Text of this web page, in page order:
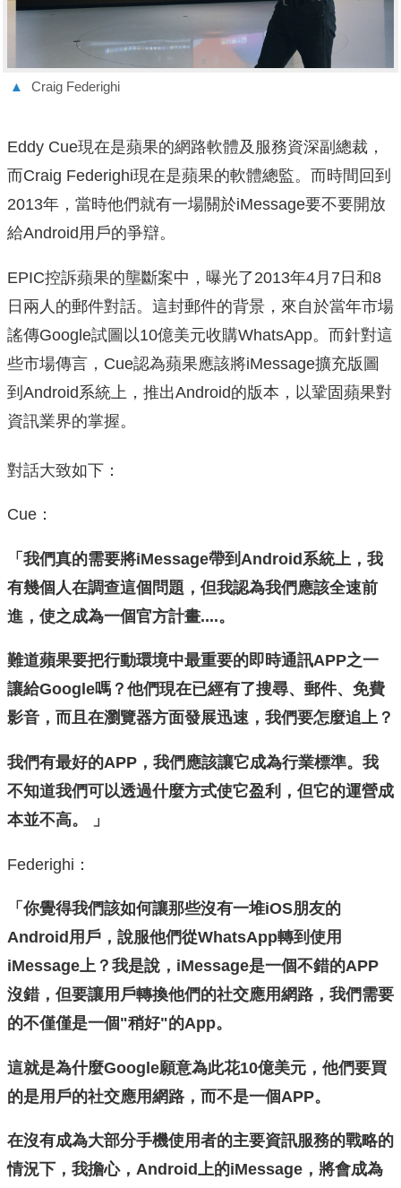
▲ Craig Federighi
Eddy Cue現在是蘋果的網路軟體及服務資深副總裁，
而Craig Federighi現在是蘋果的軟體總監。而時間回到
2013年，當時他們就有一場關於iMessage要不要開放
給Android用戶的爭辯。
EPIC控訴蘋果的壟斷案中，曝光了2013年4月7日和8
日兩人的郵件對話。這封郵件的背景，來自於當年市場
謠傳Google試圖以10億美元收購WhatsApp。而針對這
些市場傳言，Cue認為蘋果應該將iMessage擴充版圖
到Android系統上，推出Android的版本，以鞏固蘋果對
資訊業界的掌握。
對話大致如下：
Cue：
「我們真的需要將iMessage帶到Android系統上，我
有幾個人在調查這個問題，但我認為我們應該全速前
進，使之成為一個官方計畫....。
難道蘋果要把行動環境中最重要的即時通訊APP之一
讓給Google嗎？他們現在已經有了搜尋、郵件、免費
影音，而且在瀏覽器方面發展迅速，我們要怎麼追上？
我們有最好的APP，我們應該讓它成為行業標準。我
不知道我們可以透過什麼方式使它盈利，但它的運營成
本並不高。 」
Federighi：
「你覺得我們該如何讓那些沒有一堆iOS朋友的
Android用戶，說服他們從WhatsApp轉到使用
iMessage上？我是說，iMessage是一個不錯的APP
沒錯，但要讓用戶轉換他們的社交應用網路，我們需要
的不僅僅是一個"稍好"的App。
這就是為什麼Google願意為此花10億美元，他們要買
的是用戶的社交應用網路，而不是一個APP。
在沒有成為大部分手機使用者的主要資訊服務的戰略的
情況下，我擔心，Android上的iMessage，將會成為